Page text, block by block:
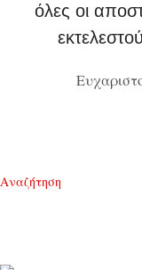
όλες οι
Αναζήτηση